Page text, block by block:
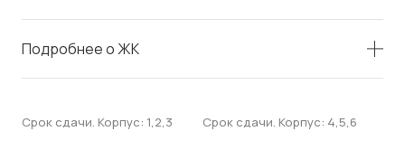
Подробнее о ЖК
Срок сдачи. Корпус: 1,2,3 Срок сдачи. Корпус: 4,5,6